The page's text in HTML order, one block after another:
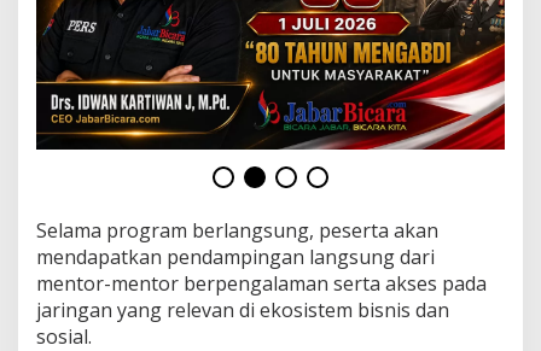
g
e
d
m
p
a
k
Selama program berlangsung, peserta akan
mendapatkan pendampingan langsung dari
mentor-mentor berpengalaman serta akses pada
jaringan yang relevan di ekosistem bisnis dan
sosial.